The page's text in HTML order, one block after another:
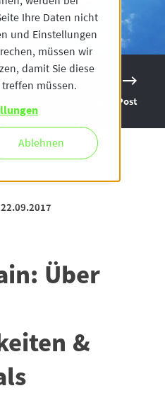
Ihre Daten nicht
und Einstellungen
müssen wir
damit Sie diese
müssen.
Ablehnen
Next Post
22.09.2017
Über
&